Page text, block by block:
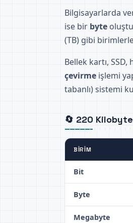
Bilgisayarlarda
ise bir byte
(TB) gibi
Bellek kartı,
çevirme işlemi
tabanlı) sistemi
🔄 220 Kilobyte
BIRIM
Bit
Byte
Megabyte